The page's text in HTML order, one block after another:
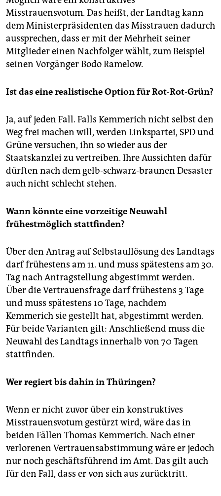
Misstrauensvotum. Das heißt, der Landtag kann
dem Ministerpräsidenten das Misstrauen dadurch
aussprechen, dass er mit der Mehrheit seiner
Mitglieder einen Nachfolger wählt, zum Beispiel
seinen Vorgänger Bodo Ramelow.
Ist das eine realistische Option für Rot-Rot-Grün?
Ja, auf jeden Fall. Falls Kemmerich nicht selbst den
Weg frei machen will, werden Linkspartei, SPD und
Grüne versuchen, ihn so wieder aus der
Staatskanzlei zu vertreiben. Ihre Aussichten dafür
dürften nach dem gelb-schwarz-braunen Desaster
auch nicht schlecht stehen.
Wann könnte eine vorzeitige Neuwahl
frühestmöglich stattfinden?
Über den Antrag auf Selbst­auf­lösung des Landtags
darf frühestens am 11. und muss spätestens am 30.
Tag nach Antragstellung abgestimmt werden.
Über die Vertrauensfrage darf frühestens 3 Tage
und muss spätestens 10 Tage, nachdem
Kemmerich sie gestellt hat, abgestimmt werden.
Für beide Varianten gilt: Anschließend muss die
Neuwahl des Landtags innerhalb von 70 Tagen
stattfinden.
Wer regiert bis dahin in Thüringen?
Wenn er nicht zuvor über ein konstruktives
Misstrauensvotum gestürzt wird, wäre das in
beiden Fällen Thomas Kemmerich. Nach einer
verlorenen Vertrauensabstimmung wäre er jedoch
nur noch geschäftsführend im Amt. Das gilt auch
für den Fall, dass er von sich aus zurücktritt.